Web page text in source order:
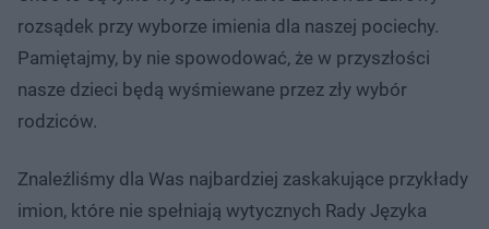
rozsądek przy wyborze imienia dla naszej pociechy.
Pamiętajmy, by nie spowodować, że w przyszłości
nasze dzieci będą wyśmiewane przez zły wybór
rodziców.
Znaleźliśmy dla Was najbardziej zaskakujące przykłady
imion, które nie spełniają wytycznych Rady Języka